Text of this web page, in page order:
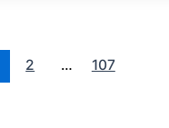
2 … 107